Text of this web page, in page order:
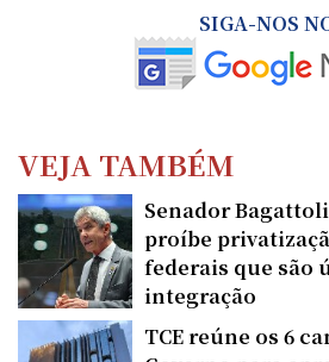
SIGA-NOS
VEJA TAMBÉM
Senador
proíbe
federais que são
integração
TCE reúne os 6